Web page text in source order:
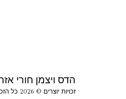
הדס ויצמן חורי
זכויות יוצרים © 2026 כל הזכויות שמורות